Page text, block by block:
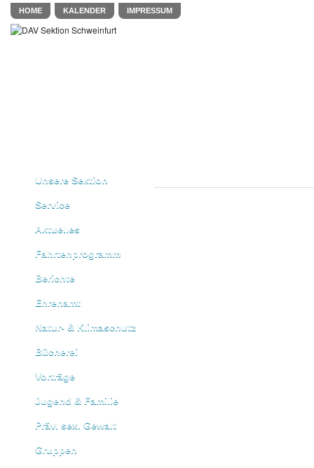
HOME KALENDER IMPRESSUM
Unsere Sektion
Service
Aktuelles
Fahrtenprogramm
Berichte
Ehrenamt
Natur- & Klimaschutz
Bücherei
Vorträge
Jugend & Familie
Präv. sex. Gewalt
Gruppen